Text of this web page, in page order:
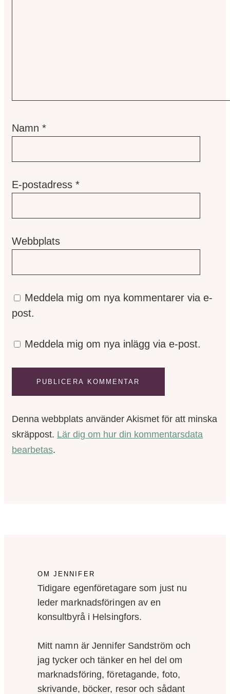
Namn *
E-postadress *
Webbplats
Meddela mig om nya kommentarer via e-
post.
Meddela mig om nya inlägg via e-post.
Denna webbplats använder Akismet för att minska
skräppost. Lär dig om hur din kommentarsdata
bearbetas.
OM JENNIFER
Tidigare egenföretagare som just nu
leder marknadsföringen av en
konsultbyrå i Helsingfors.
Mitt namn är Jennifer Sandström och
jag tycker och tänker en hel del om
marknadsföring, företagande, foto,
skrivande, böcker, resor och sådant